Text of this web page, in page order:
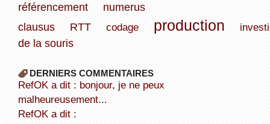
référencement
numerus
clausus
RTT codage production
de la souris
DERNIERS COMMENTAIRES
refOK a dit : bonjour, je ne peux
malheureusement...
refOK a dit :